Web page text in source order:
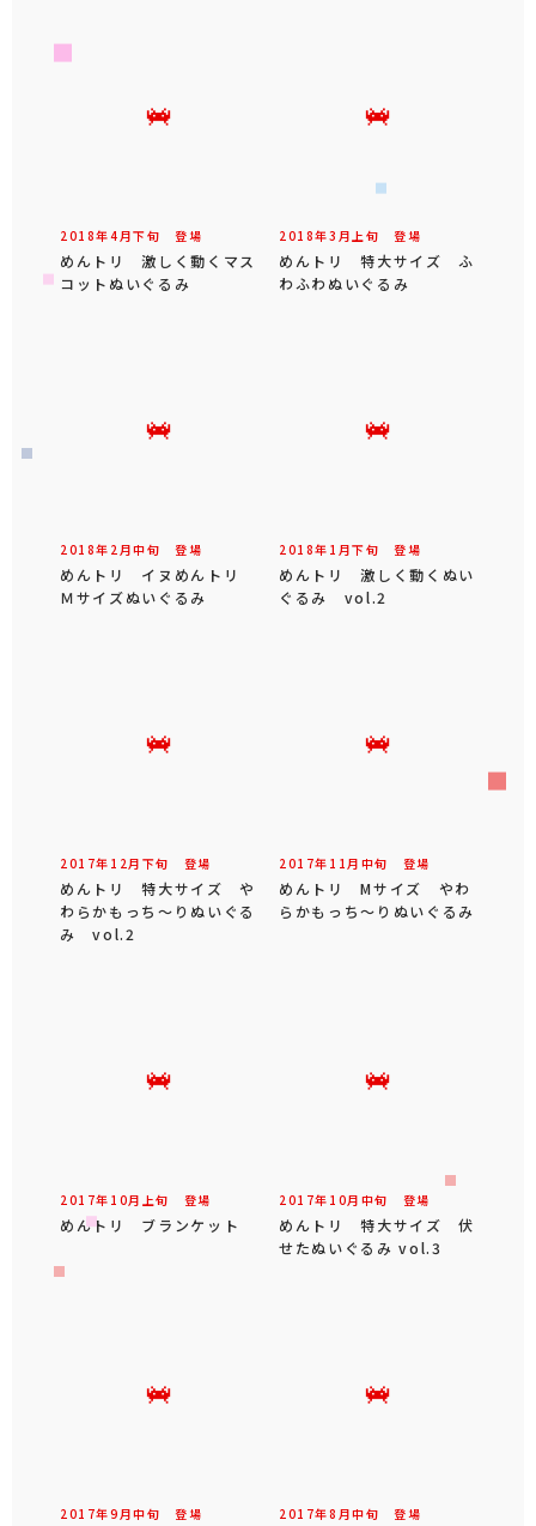
2018年4 月下旬 登場
めんトリ 激しく動くマス
コットぬいぐるみ
2018年3 月 上旬 登場
めんトリ 特大サイズ ふ
わふわぬいぐるみ
2018年 2 月中旬 登場
めんトリ イヌめんトリ
Ｍサイズぬいぐるみ
2018年 1 月下旬 登場
めんトリ 激しく動くぬい
ぐるみ vol.2
2017年 12 月 下旬 登場
めんトリ 特大サイズ や
わらかもっち～りぬいぐる
み vol.2
2017年 11 月 中旬 登場
めんトリ Mサイズ やわ
らかもっち～りぬいぐるみ
2017年 10月 上旬 登場
めんトリ ブランケット
2017年 10月 中旬 登場
めんトリ 特大サイズ 伏
せたぬいぐるみ vol.3
2017年9 月中旬 登場 2017年8 月中旬 登場